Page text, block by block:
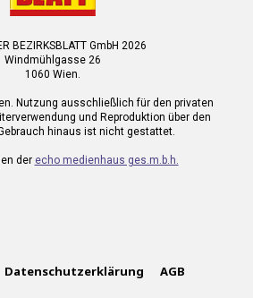
BEZIRKSBLATT GmbH 2026
Windmühlgasse 26
1060 Wien.
Nutzung ausschließlich für den privaten
und Reproduktion über den
hinaus ist nicht gestattet.
der echo medienhaus ges.m.b.h.
Datenschutzerklärung AGB